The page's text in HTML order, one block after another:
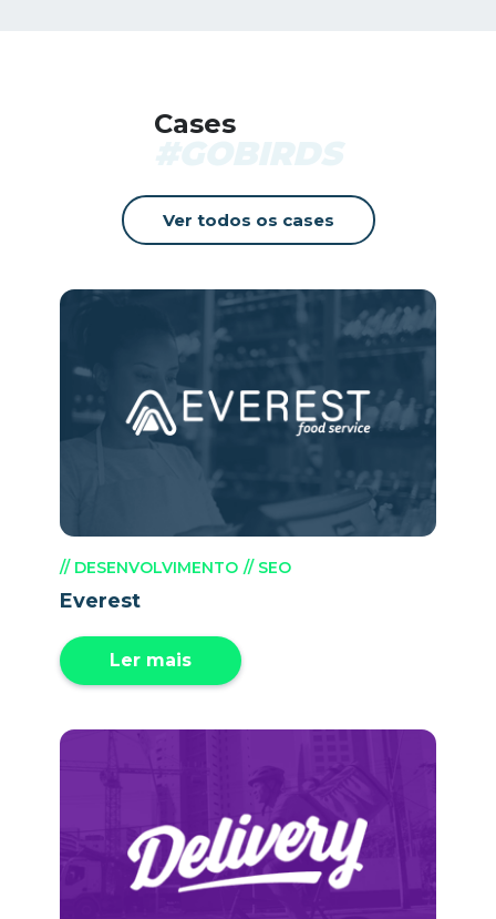
Cases
Ver todos os cases
// DESENVOLVIMENTO // SEO
Everest
Ler mais